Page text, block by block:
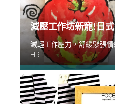
減壓工作坊新寵!日
減輕工作壓力，舒緩緊張
HR...